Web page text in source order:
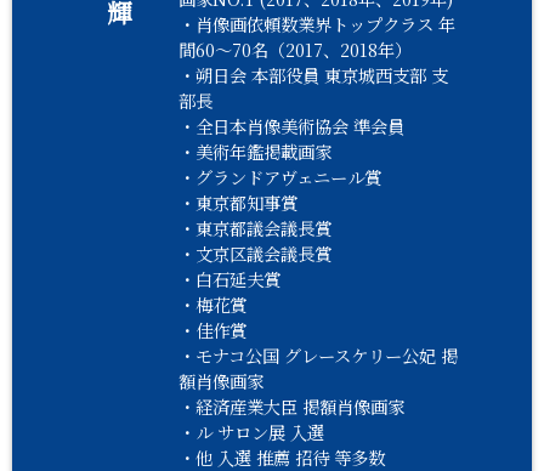
輝
・肖像画依頼数業界トップクラス 年
間60〜70名（2017、2018年）
・朔日会 本部役員 東京城西支部 支
部長
・全日本肖像美術協会 準会員
・美術年鑑掲載画家
・グランドアヴェニール賞
・東京都知事賞
・東京都議会議長賞
・文京区議会議長賞
・白石延夫賞
・梅花賞
・佳作賞
・モナコ公国 グレースケリー公妃 掲
額肖像画家
・経済産業大臣 掲額肖像画家
・ル サロン展 入選
・他 入選 推薦 招待 等多数